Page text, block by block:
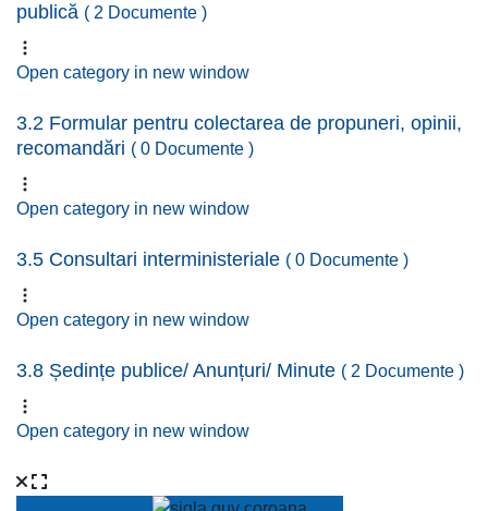
publică ( 2 Documente )
Open category in new window
3.2 Formular pentru colectarea de propuneri, opinii,
recomandări ( 0 Documente )
Open category in new window
3.5 Consultari interministeriale ( 0 Documente )
Open category in new window
3.8 Ședințe publice/ Anunțuri/ Minute ( 2 Documente )
Open category in new window